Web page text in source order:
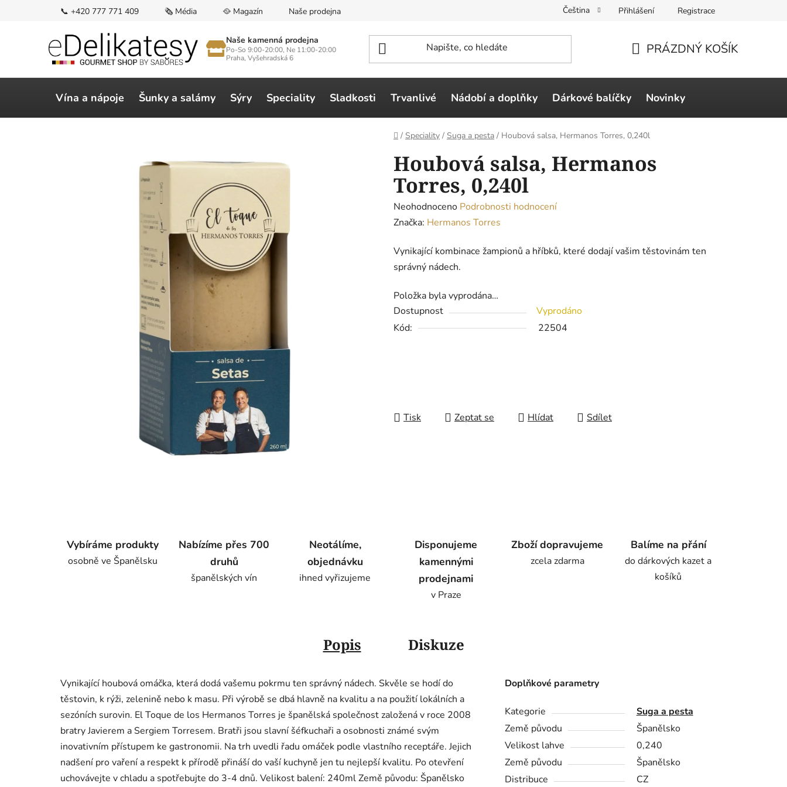
📞 +420 777 771 409 🗞️ Média 🥘 Magazín Naše prodejna Čeština Přihlášení Registrace
Naše kamenná prodejna
Po-So 9:00-20:00, Ne 11:00-20:00
Praha, Vyšehradská 6
KOŠÍK
PRÁZDNÝ KOŠÍK
Vína a nápoje Šunky a salámy Sýry Speciality Sladkosti Trvanlivé Nádobí a doplňky Dárkové balíčky Novinky
Domů
/ Speciality / Suga a pesta / Houbová salsa, Hermanos Torres, 0,240l
Houbová salsa, Hermanos
Torres, 0,240l
Průměrné
hodnocení
je
0,0
5
hvězdiček.
Neohodnoceno Podrobnosti hodnocení
Značka: Hermanos Torres
Vynikající kombinace žampionů a hříbků, které dodají vašim těstovinám ten
správný nádech.
Položka byla vyprodána…
Dostupnost
Vyprodáno
Kód:
22504
Tisk Zeptat se Hlídat Sdílet
Vybíráme produkty
osobně ve Španělsku
Nabízíme přes 700
druhů
španělských vín
Neotálíme,
objednávku
ihned vyřizujeme
Disponujeme
kamennými
prodejnami
v Praze
Zboží dopravujeme
zcela zdarma
Balíme na přání
do dárkových kazet a
košíků
Popis Diskuze
Vynikající houbová omáčka, která dodá vašemu pokrmu ten správný nádech. Skvěle se hodí do
těstovin, k rýži, zelenině nebo k masu. Při výrobě se dbá hlavně na kvalitu a na použití lokálních a
sezóních surovin. El Toque de los Hermanos Torres je španělská společnost založená v roce 2008
bratry Javierem a Sergiem Torresem. Bratři jsou slavní šéfkuchaři a osobnosti známé svým
inovativním přístupem ke gastronomii. Na trh uvedli řadu omáček podle vlastního receptáře. Jejich
nadšení pro vaření a respekt k přírodě přináší do vaší kuchyně jen tu nejlepší kvalitu. Po otevření
uchovávejte v chladu a spotřebujte do 3-4 dnů. Velikost balení: 240ml Země původu: Španělsko
Doplňkové parametry
Kategorie
Suga a pesta
Země původu
Španělsko
Velikost lahve
0,240
Země původu
Španělsko
Distribuce
CZ